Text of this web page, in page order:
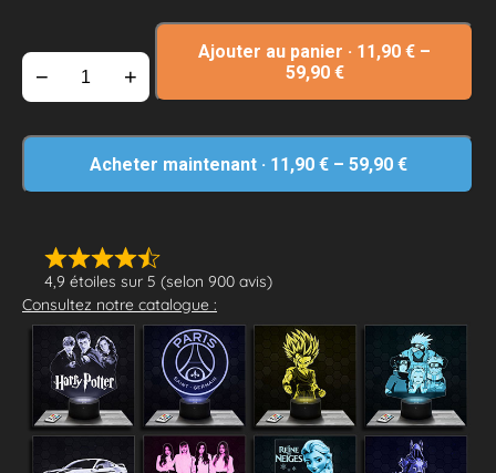
4,9 étoiles sur 5 (selon 900 avis)
Consultez notre catalogue :
− +
Ajouter au panier · 11,90 € –
59,90 €
Acheter maintenant · 11,90 €– 59,90 €